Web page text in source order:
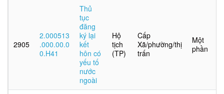
2905
2.000513
.000.00.0
0.H41
Thủ
tục
đăng
ký lại
kết
hôn có
yếu tố
nước
ngoài
Hộ
tịch
(TP)
Cấp
Xã/phường/thị
trấn
Một
phần